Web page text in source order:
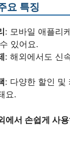
요 특징
: 모바일 애플리
있어요.
: 해외에서도 신
: 다양한 할인 및
요.
에서 손쉽게 사